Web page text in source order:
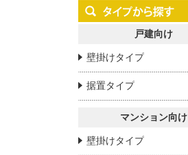
戸建向け
壁掛けタイプ
据置タイプ
マンション向け
壁掛けタイプ